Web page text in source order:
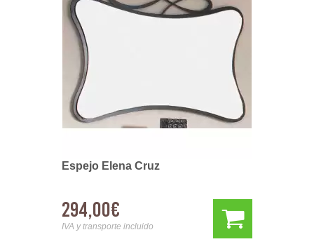
Espejo Elena Cruz
294,00€
IVA y transporte incluido